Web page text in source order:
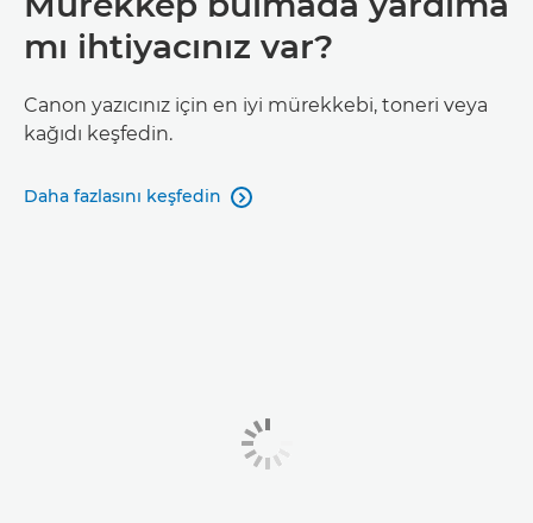
mı ihtiyacınız var?
Canon yazıcınız için en iyi mürekkebi, toneri veya
kağıdı keşfedin.
Daha fazlasını keşfedin 